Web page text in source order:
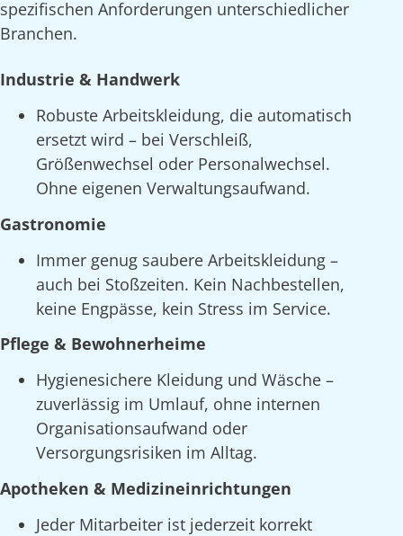
spezifischen Anforderungen unterschiedlicher
Branchen.
Industrie & Handwerk
Robuste Arbeitskleidung, die automatisch
ersetzt wird – bei Verschleiß,
Größenwechsel oder Personalwechsel.
Ohne eigenen Verwaltungsaufwand.
Gastronomie
Immer genug saubere Arbeitskleidung –
auch bei Stoßzeiten. Kein Nachbestellen,
keine Engpässe, kein Stress im Service.
Pflege & Bewohnerheime
Hygienesichere Kleidung und Wäsche –
zuverlässig im Umlauf, ohne internen
Organisationsaufwand oder
Versorgungsrisiken im Alltag.
Apotheken & Medizineinrichtungen
Jeder Mitarbeiter ist jederzeit korrekt